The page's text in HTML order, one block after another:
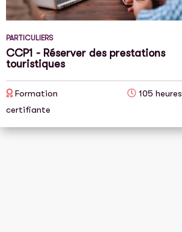
PARTICULIERS
CCP1 - Réserver des prestations
touristiques
Formation
certifiante
105 heures